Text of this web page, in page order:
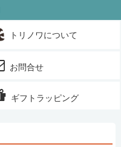
トリノワについて
お問合せ
ギフトラッピング